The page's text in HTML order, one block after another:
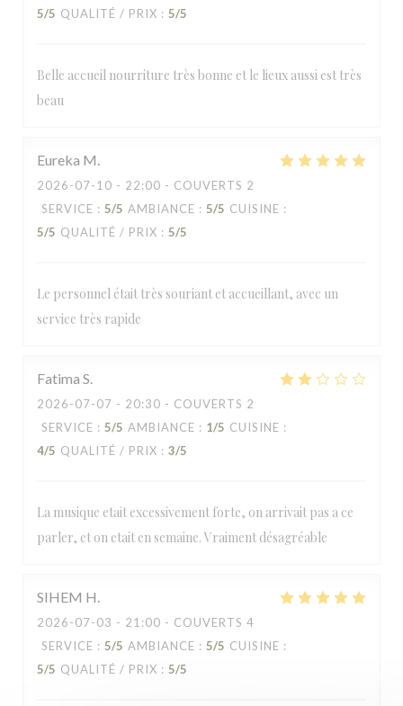
5/5 QUALITÉ / PRIX : 5/5
Belle accueil nourriture très bonne et le lieux aussi est très
beau
Eureka M
2026-07-10 - 22:00 - COUVERTS 2
SERVICE : 5/5 AMBIANCE : 5/5 CUISINE :
5/5 QUALITÉ / PRIX : 5/5
Le personnel était très souriant et accueillant, avec un
service très rapide
Fatima S
2026-07-07 - 20:30 - COUVERTS 2
SERVICE : 5/5 AMBIANCE : 1/5 CUISINE :
4/5 QUALITÉ / PRIX : 3/5
La musique etait excessivement forte, on arrivait pas a ce
parler, et on etait en semaine. Vraiment désagréable
SIHEM H
2026-07-03 - 21:00 - COUVERTS 4
SERVICE : 5/5 AMBIANCE : 5/5 CUISINE :
5/5 QUALITÉ / PRIX : 5/5